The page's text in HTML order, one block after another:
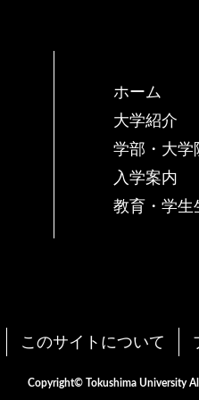
ホーム
大学紹介
学部・大学
入学案内
教育・学生
このサイトについて
Copyright© Tokushima University